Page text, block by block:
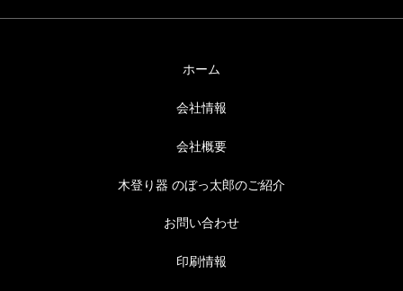
ホーム
会社情報
会社概要
木登り器 のぼっ太郎のご紹介
お問い合わせ
印刷情報